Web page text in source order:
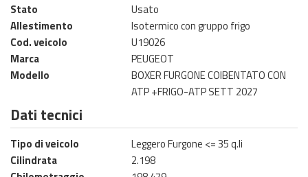
Stato
Usato
Allestimento
Isotermico con gruppo frigo
Cod. veicolo
U19026
Marca
PEUGEOT
Modello
BOXER FURGONE COIBENTATO CON
ATP +FRIGO-ATP SETT 2027
Dati tecnici
Tipo di veicolo
Leggero Furgone <= 35 q.li
Cilindrata
2.198